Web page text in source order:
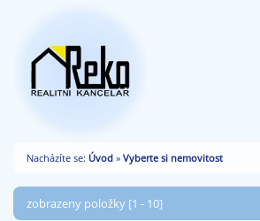
Nacházíte se: Úvod » Vyberte si nemovitost
zobrazeny položky [1 - 10]